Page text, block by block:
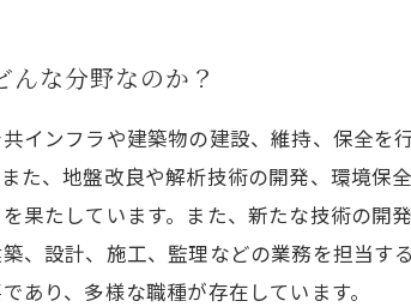
んな分野なのか？
インフラや建築物の建設、維持、保全
た、地盤改良や解析技術の開発、環境保
果たしています。また、新たな技術の開
、設計、施工、監理などの業務を担当
あり、多様な職種が存在しています。